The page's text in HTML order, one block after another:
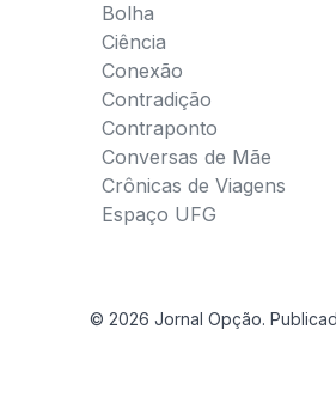
Bolha
Ciência
Conexão
Contradição
Contraponto
Conversas de Mãe
Crônicas de Viagens
Espaço UFG
© 2026 Jornal Opção.